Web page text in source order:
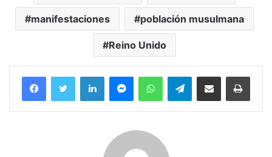
manifestaciones población musulmana
Reino Unido
FacebookTwitter LinkedInMessengerWhatsAppTelegramCompartir por correo electrónico